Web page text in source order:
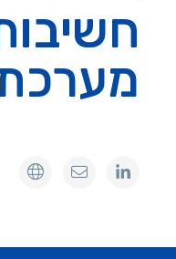
מערכת